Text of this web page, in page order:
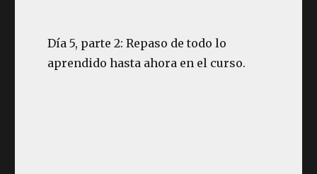
Día 5, parte 2: Repaso de todo lo
aprendido hasta ahora en el curso.